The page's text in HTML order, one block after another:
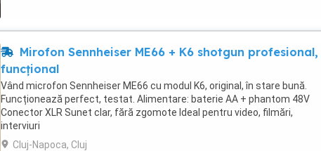
Mirofon Sennheiser ME66 + K6 shotgun profesional,
funcțional
Vând microfon Sennheiser ME66 cu modul K6, original, în stare bună.
Funcționează perfect, testat. Alimentare: baterie AA + phantom 48V
Conector XLR Sunet clar, fără zgomote Ideal pentru video, filmări,
interviuri
Cluj-Napoca, Cluj